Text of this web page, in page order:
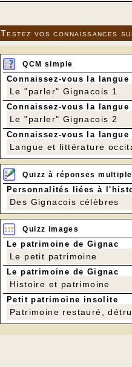
Testez vos connaissances
QCM simple
Connaissez-vous la
Le "parler" Gignacois 1
Connaissez-vous la
Le "parler" Gignacois 2
Connaissez-vous la
Langue et littérature
Quizz à réponses
Personnalités liées à
Des Gignacois célèbres
Quizz images
Le patrimoine de Gignac
Le petit patrimoine
Le patrimoine de Gignac
Histoire et patrimoine
Petit patrimoine insolite
Patrimoine restauré,